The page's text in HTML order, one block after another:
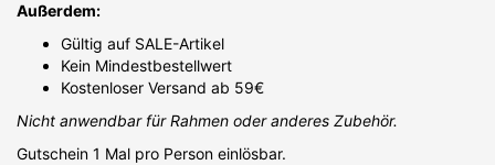
Außerdem:
Gültig auf SALE-Artikel
Kein Mindestbestellwert
Kostenloser Versand ab 59€
Nicht anwendbar für Rahmen oder anderes Zubehör.
Gutschein 1 Mal pro Person einlösbar.